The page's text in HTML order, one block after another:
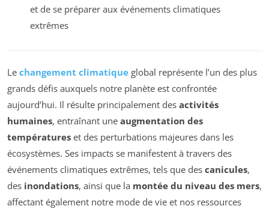
et de se préparer aux événements climatiques
extrêmes
Le changement climatique global représente l’un des plus
grands défis auxquels notre planète est confrontée
aujourd’hui. Il résulte principalement des activités
humaines, entraînant une augmentation des
températures et des perturbations majeures dans les
écosystèmes. Ses impacts se manifestent à travers des
événements climatiques extrêmes, tels que des canicules,
des inondations, ainsi que la montée du niveau des mers,
affectant également notre mode de vie et nos ressources